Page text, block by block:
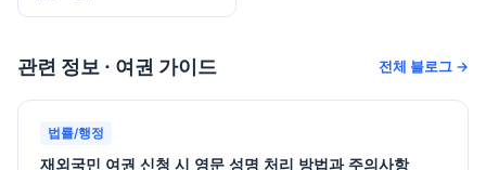
관련 정보 · 여권 가이드 전체 블로그 →
법률/행정
재외국민 여권 신청 시 영문 성명 처리 방법과 주의사항